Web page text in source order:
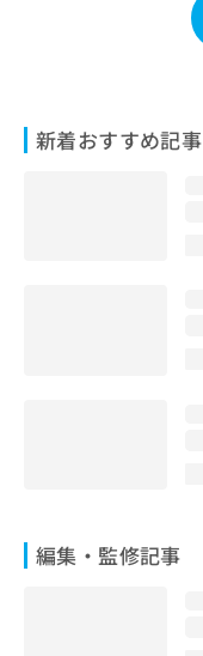
新着おすすめ記事
編集・監修記事
せ